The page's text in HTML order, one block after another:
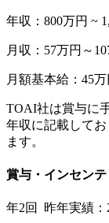
年収：800万円 ~
月収：57万円～
月額基本給：45
TOAI社は賞与に
年収に記載してお
ます。
賞与・インセン
年2回 昨年実績：